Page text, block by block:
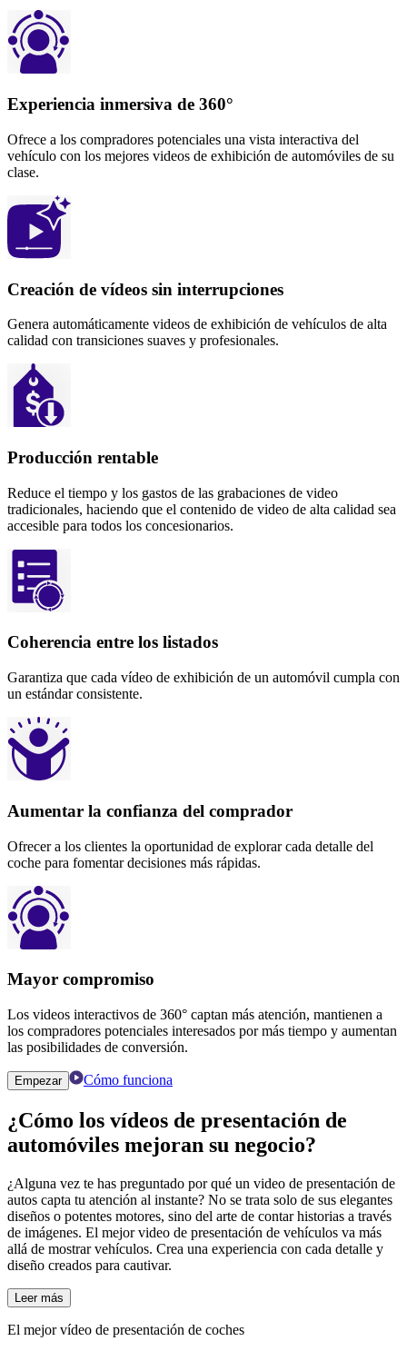
Experiencia inmersiva de 360°
Ofrece a los compradores potenciales una vista interactiva del
vehículo con los mejores videos de exhibición de automóviles de su
clase.
Creación de vídeos sin interrupciones
Genera automáticamente videos de exhibición de vehículos de alta
calidad con transiciones suaves y profesionales.
Producción rentable
Reduce el tiempo y los gastos de las grabaciones de video
tradicionales, haciendo que el contenido de video de alta calidad sea
accesible para todos los concesionarios.
Coherencia entre los listados
Garantiza que cada vídeo de exhibición de un automóvil cumpla con
un estándar consistente.
Aumentar la confianza del comprador
Ofrecer a los clientes la oportunidad de explorar cada detalle del
coche para fomentar decisiones más rápidas.
Mayor compromiso
Los videos interactivos de 360° captan más atención, mantienen a
los compradores potenciales interesados ​​por más tiempo y aumentan
las posibilidades de conversión.
Empezar Cómo funciona
¿Cómo los vídeos de presentación de
automóviles mejoran su negocio?
¿Alguna vez te has preguntado por qué un video de presentación de
autos capta tu atención al instante? No se trata solo de sus elegantes
diseños o potentes motores, sino del arte de contar historias a través
de imágenes. El mejor video de presentación de vehículos va más
allá de mostrar vehículos. Crea una experiencia con cada detalle y
diseño creados para cautivar.
Leer más
El mejor vídeo de presentación de coches